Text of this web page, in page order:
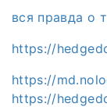
вся правда о
https://
https://
https://